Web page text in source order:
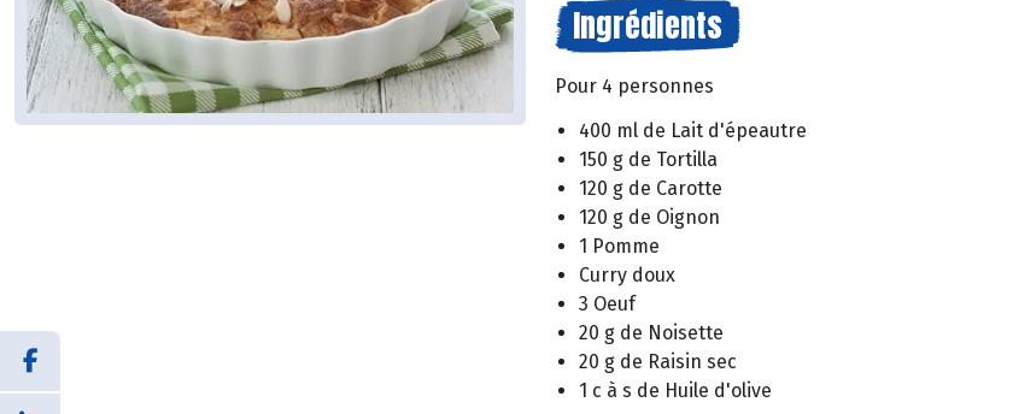
Ingrédients
Pour 4 personnes
400 ml de Lait d'épeautre
150 g de Tortilla
120 g de Carotte
120 g de Oignon
1 Pomme
Curry doux
3 Oeuf
20 g de Noisette
20 g de Raisin sec
1 c à s de Huile d'olive